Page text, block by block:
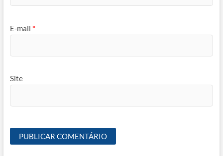
E-mail *
Site